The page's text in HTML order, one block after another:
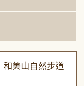
和美山自然步道